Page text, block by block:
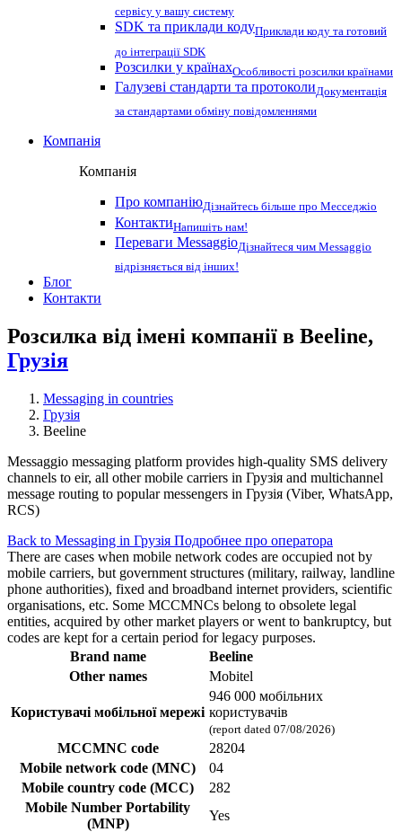
сервісу у вашу систему
SDK та приклади кодуПриклади коду та готовий
до інтеграції SDK
Розсилки у країнахОсобливості розсилки країнами
Галузеві стандарти та протоколиДокументація
за стандартами обміну повідомленнями
Компанія
Компанія
Про компаніюДізнайтесь більше про Месседжіо
КонтактиНапишіть нам!
Переваги MessaggioДізнайтеся чим Messaggio
відрізняється від інших!
Блог
Контакти
Розсилка від імені компанії в Beeline,
Грузія
Messaging in countries
Грузія
Beeline
Messaggio messaging platform provides high-quality SMS delivery
channels to eir, all other mobile carriers in Грузія and multichannel
message routing to popular messengers in Грузія (Viber, WhatsApp,
RCS)
Back to Messaging in Грузія Подробнее про оператора
There are cases when mobile network codes are occupied not by
mobile carriers, but government structures (military, railway, landline
phone authorities), fixed and broadband internet providers, scientific
organisations, etc. Some MCCMNCs belong to obsolete legal
entities, acquired by other market players or went to bankruptcy, but
codes are kept for a certain period for legacy purposes.
Brand name
Beeline
Other names
Mobitel
Користувачі мобільної мережі
946 000 мобільних
користувачів
(report dated 07/08/2026)
MCCMNC code
28204
Mobile network code (MNC)
04
Mobile country code (MCC)
282
Mobile Number Portability
(MNP)
Yes